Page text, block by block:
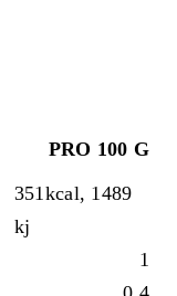
PRO 100 G
351kcal, 1489
kj
1